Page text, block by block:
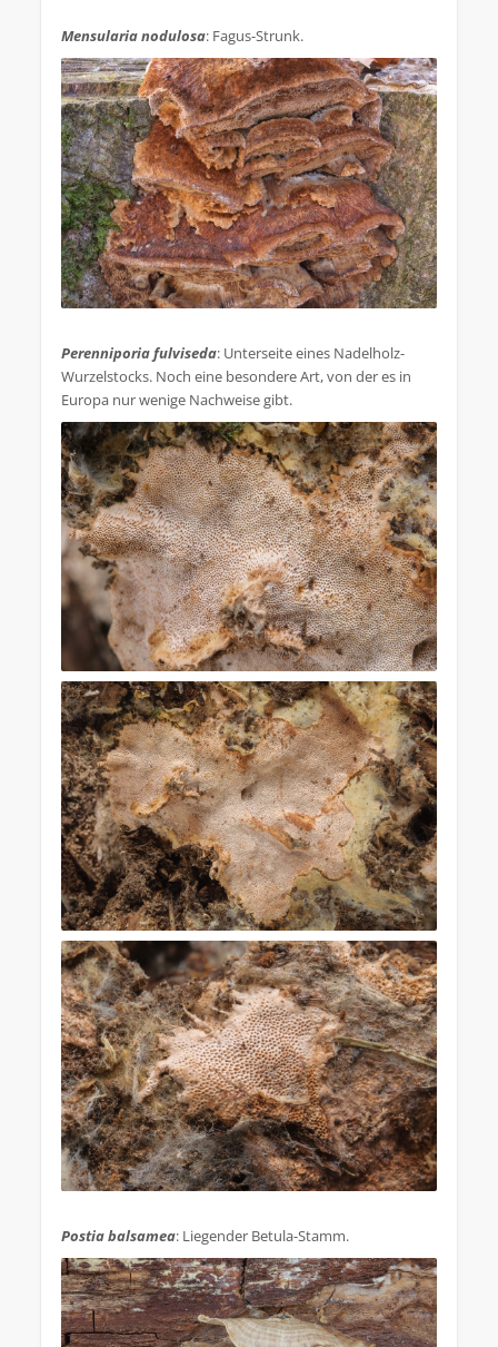
Mensularia nodulosa: Fagus-Strunk.
Perenniporia fulviseda: Unterseite eines Nadelholz-
Wurzelstocks. Noch eine besondere Art, von der es in
Europa nur wenige Nachweise gibt.
Postia balsamea: Liegender Betula-Stamm.